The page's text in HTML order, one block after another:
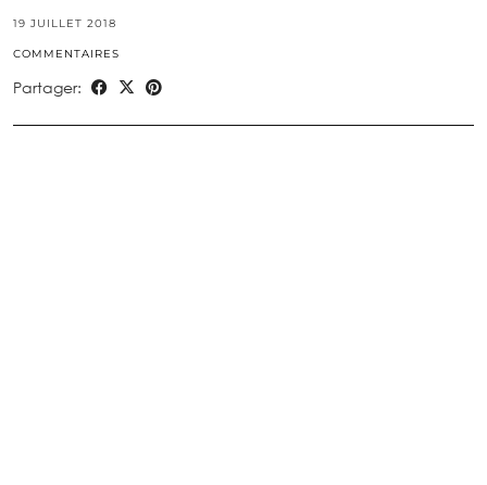
19 JUILLET 2018
COMMENTAIRES
Partager: